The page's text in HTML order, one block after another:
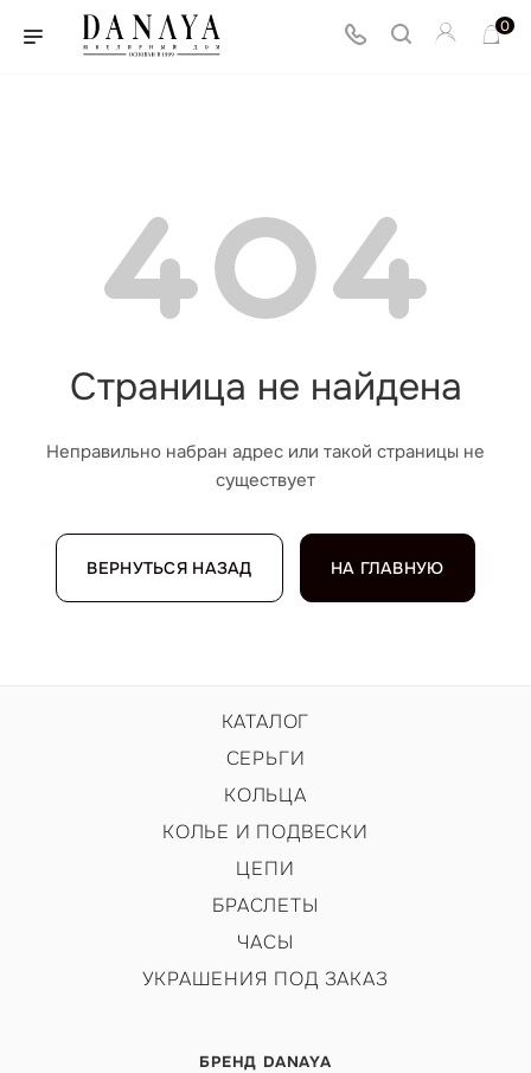
0
Страница не найдена
Неправильно набран адрес или такой страницы не
существует
ВЕРНУТЬСЯ НАЗАД НА ГЛАВНУЮ
КАТАЛОГ
СЕРЬГИ
КОЛЬЦА
КОЛЬЕ И ПОДВЕСКИ
ЦЕПИ
БРАСЛЕТЫ
ЧАСЫ
УКРАШЕНИЯ ПОД ЗАКАЗ
БРЕНД DANAYA